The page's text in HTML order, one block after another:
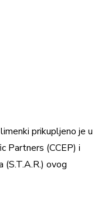
prikupljeno je u
Partners (CCEP) i
(S.T.A.R.) ovog